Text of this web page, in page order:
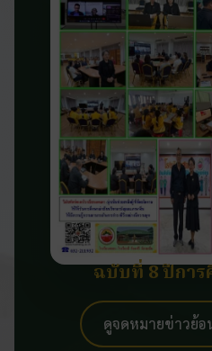
ฉบับที่ 8 ปีการ
ดูจดหมายข่าวย้